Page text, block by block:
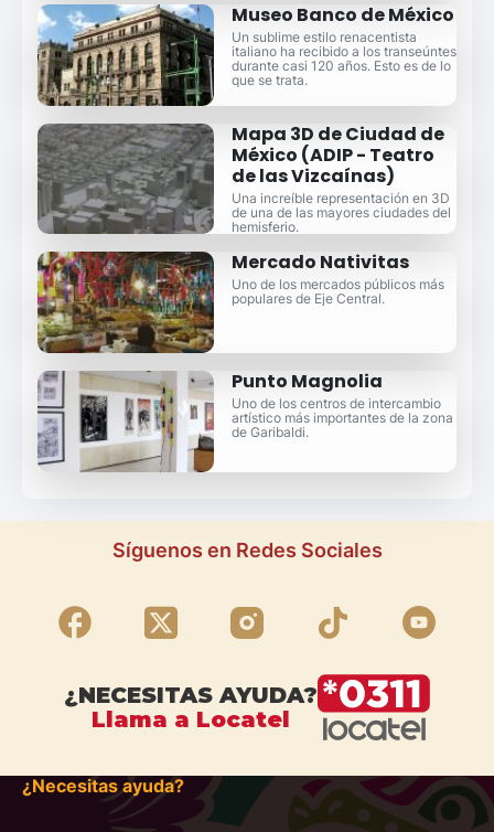
Museo Banco de México
Un sublime estilo renacentista
italiano ha recibido a los transeúntes
durante casi 120 años. Esto es de lo
que se trata.
Mapa 3D de Ciudad de
México (ADIP - Teatro
de las Vizcaínas)
Una increíble representación en 3D
de una de las mayores ciudades del
hemisferio.
Mercado Nativitas
Uno de los mercados públicos más
populares de Eje Central.
Punto Magnolia
Uno de los centros de intercambio
artístico más importantes de la zona
de Garibaldi.
Síguenos en Redes Sociales
¿NECESITAS AYUDA?
Llama a Locatel
¿Necesitas ayuda?